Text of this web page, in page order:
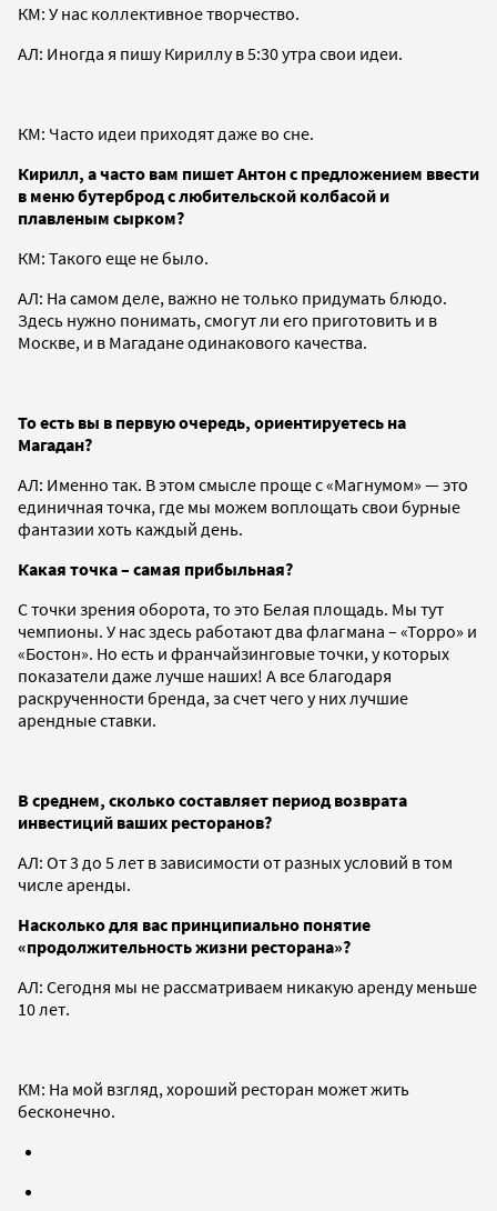
КМ: У нас коллективное творчество.
АЛ: Иногда я пишу Кириллу в 5:30 утра свои идеи.
КМ: Часто идеи приходят даже во сне.
Кирилл, а часто вам пишет Антон с предложением ввести
в меню бутерброд с любительской колбасой и
плавленым сырком?
КМ: Такого еще не было.
АЛ: На самом деле, важно не только придумать блюдо.
Здесь нужно понимать, смогут ли его приготовить и в
Москве, и в Магадане одинакового качества.
То есть вы в первую очередь, ориентируетесь на
Магадан?
АЛ: Именно так. В этом смысле проще с «Магнумом» — это
единичная точка, где мы можем воплощать свои бурные
фантазии хоть каждый день.
Какая точка – самая прибыльная?
С точки зрения оборота, то это Белая площадь. Мы тут
чемпионы. У нас здесь работают два флагмана – «Торро» и
«Бостон». Но есть и франчайзинговые точки, у которых
показатели даже лучше наших! А все благодаря
раскрученности бренда, за счет чего у них лучшие
арендные ставки.
В среднем, сколько составляет период возврата
инвестиций ваших ресторанов?
АЛ: От 3 до 5 лет в зависимости от разных условий в том
числе аренды.
Насколько для вас принципиально понятие
«продолжительность жизни ресторана»?
АЛ: Сегодня мы не рассматриваем никакую аренду меньше
10 лет.
КМ: На мой взгляд, хороший ресторан может жить
бесконечно.